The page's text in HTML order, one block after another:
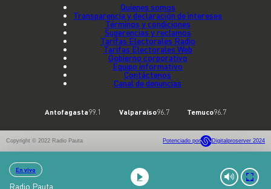
En vivo
Radio Pauta
Quienes somos
Transparencia y declaración de intereses
Términos y condiciones
Sugerencias y reclamos
Tarifas Electorales Radio
Tarifas Electorales Web
Gobierno corporativo
Equipo informativo
Contáctenos
Canal de denuncias
Antofagasta99.1 Valparaíso96.7 Temuco96.7
Copyright © 2022 Radio Pauta Potenciado por Digitalproserver 2024